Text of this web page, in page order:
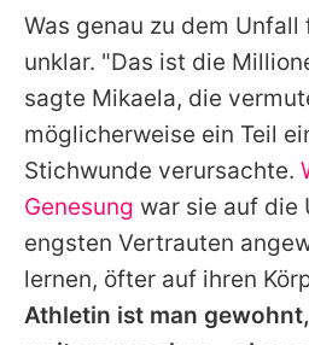
Was genau zu dem
unklar. "Das ist die
sagte Mikaela, die
möglicherweise ein Teil
Stichwunde verursachte.
Genesung war sie auf die
engsten Vertrauten
lernen, öfter auf ihren
Athletin ist man